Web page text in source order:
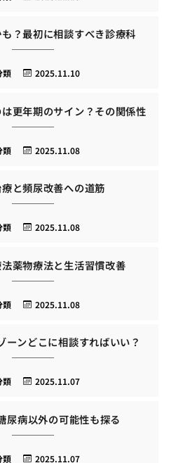
？最初に相談すべき診療科
2025.11.10
類
更年期のサイン？その関係性
2025.11.08
類
と頻尿改善への道筋
2025.11.08
類
薬物療法と生活習慣改善
2025.11.08
類
ーンどこに相談すればいい？
2025.11.07
類
尿病以外の可能性も探る
2025.11.07
類